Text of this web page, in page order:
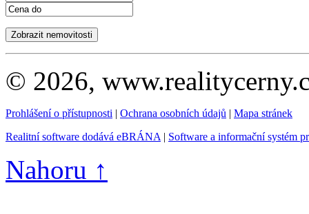
© 2026,
Prohlášení o přístupnosti | Ochrana osobních údajů | Mapa stránek
Realitní software dodává eBRÁNA | Software a informační systém
Nahoru ↑